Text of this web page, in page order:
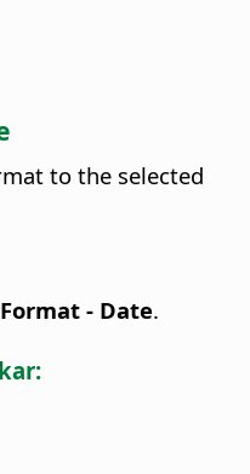
to the selected
- Date.